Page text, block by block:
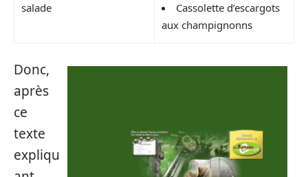
salade
Cassolette d’escargots
aux champignonns
Donc,
après
ce
texte
expliqu